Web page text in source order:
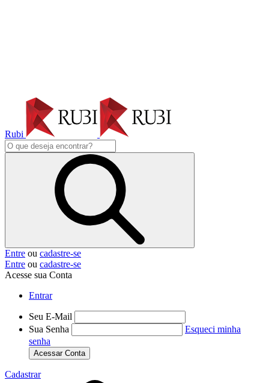
Rubi
Entre ou cadastre-se
Entre ou cadastre-se
Acesse sua Conta
Entrar
Seu E-Mail
Sua Senha
Esqueci minha
senha
Acessar Conta
Cadastrar